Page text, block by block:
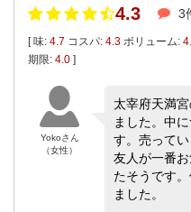
4.3 3
[ 味: 4.7 コスパ: 4.3 ボリューム:
期限: 4.0 ]
Yokoさん
（女性）
太宰府天満
ました。中
す。売ってい
友人が一番
たそうです
ました。